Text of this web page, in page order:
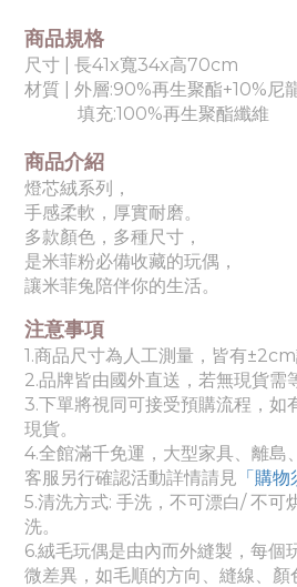
商品規格
尺寸 | 長41x寬34x高70cm
材質 | 外層:90%再生聚酯+10%尼
填充:100%再生聚酯纖維
商品介紹
燈芯絨系列，
手感柔軟，厚實耐磨。
多款顏色，多種尺寸，
是米菲粉必備收藏的玩偶，
讓米菲兔陪伴你的生活。
注意事項
1.商品尺寸為人工測量，皆有
2.品牌皆由國外直送，若無現貨需
3.下單將視同可接受預購流程，如
現貨。
4.全館滿千免運，大型家具、離島
客服另行確認活動詳情請見 「購物
5.清洗方式: 手洗， 不可漂白/ 不可
洗。
6.絨毛玩偶是由內而外縫製，每個
微差異， 如毛順的方向、縫線、顏